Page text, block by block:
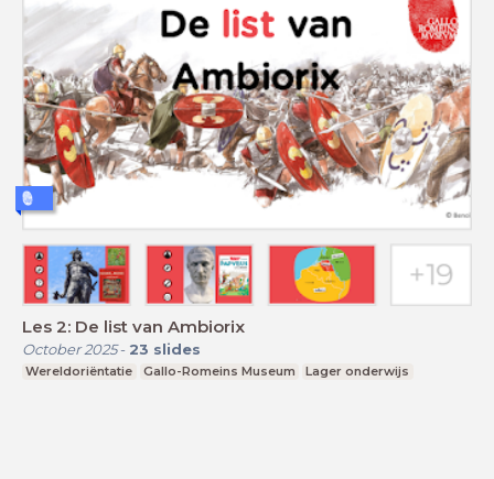
Les 2: De list van Ambiorix
October 2025- 23 slides
Wereldoriëntatie Gallo-Romeins Museum Lager onderwijs